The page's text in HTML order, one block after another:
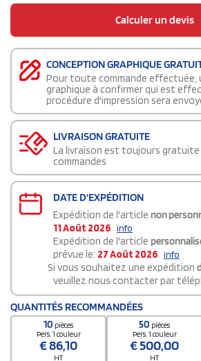
Calculer un devis
CONCEPTION GRAPHIQUE
Pour toute commande effectuée,
graphique à confirmer qui est
procédure d'impression sera
LIVRAISON GRATUITE
La livraison est toujours
commandes
DATE D'EXPÉDITION
Expédition de l'article non
11 Août 2026 info
Expédition de l'article
prévue le: 27 Août 2026 info
Si vous souhaitez une expédition
veuillez nous contacter par
QUANTITÉS RECOMMANDÉES
10 pièces
Pers. 1 couleur
€86,10
HT
50 pièces
Pers. 1 couleur
€500,00
HT